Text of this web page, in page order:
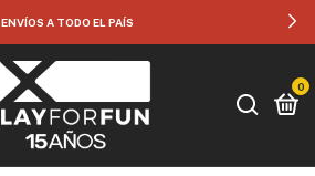
ENVÍOS A TODO EL PAÍS
0